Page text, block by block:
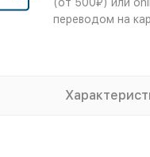
переводом на